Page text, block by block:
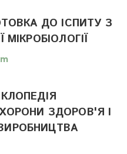
ДО ІСПИТУ З
ЗДОРОВ'Я І